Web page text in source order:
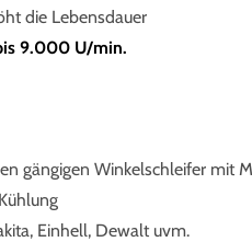
die Lebensdauer
9.000 U/min.
gängigen Winkelschleifer mit
Einhell, Dewalt uvm.